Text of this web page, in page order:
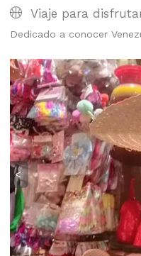
Viaje para
Dedicado a conocer
<